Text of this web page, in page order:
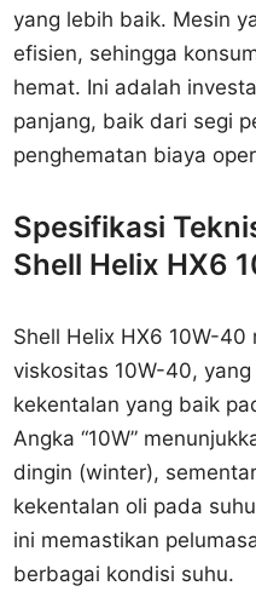
yang lebih baik. Mesin
efisien, sehingga
hemat. Ini adalah
panjang, baik dari segi
penghematan biaya
Spesifikasi
Shell Helix HX6
Shell Helix HX6 10W-40
viskositas 10W-40,
kekentalan yang baik
Angka “10W”
dingin (winter),
kekentalan oli pada
ini memastikan
berbagai kondisi suhu.